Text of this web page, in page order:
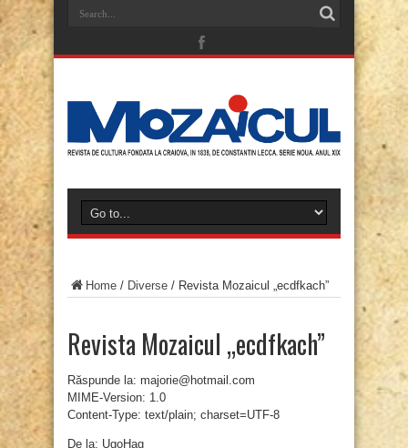
Home / Diverse / Revista Mozaicul „ecdfkach”
Revista Mozaicul „ecdfkach”
Răspunde la: majorie@hotmail.com
MIME-Version: 1.0
Content-Type: text/plain; charset=UTF-8
De la: UgoHag